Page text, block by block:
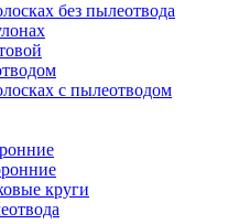
без пылеотвода
с пылеотводом
круги